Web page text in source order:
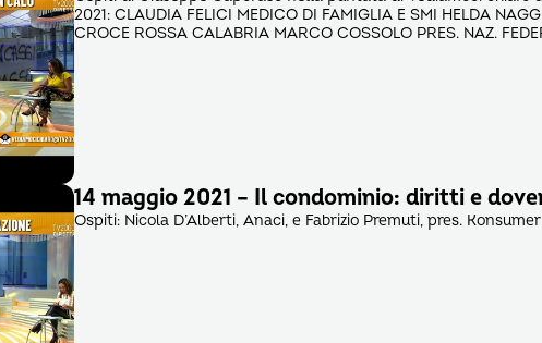
2021: CLAUDIA FELICI MEDICO DI FAMIGLIA E SMI HELDA
CROCE ROSSA CALABRIA MARCO COSSOLO PRES. NAZ.
14 maggio 2021 – Il condominio: diritti e
Ospiti: Nicola D’Alberti, Anaci, e Fabrizio Premuti, pres.